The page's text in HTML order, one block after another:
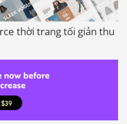
thời trang tối giản thu